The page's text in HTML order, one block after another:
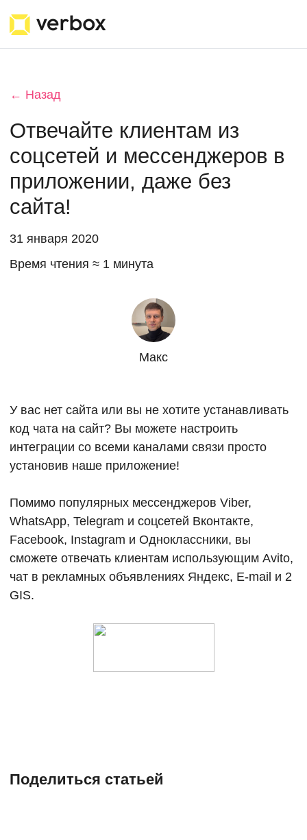
← Назад
Отвечайте клиентам из
соцсетей и мессенджеров в
приложении, даже без
сайта!
31 января 2020
Время чтения ≈ 1 минута
Макс
У вас нет сайта или вы не хотите устанавливать
код чата на сайт? Вы можете настроить
интеграции со всеми каналами связи просто
установив наше приложение!
Помимо популярных мессенджеров Viber,
WhatsApp, Telegram и соцсетей Вконтакте,
Facebook, Instagram и Одноклассники, вы
сможете отвечать клиентам использующим Avito,
чат в рекламных объявлениях Яндекс, E-mail и 2
GIS.
Поделиться статьей